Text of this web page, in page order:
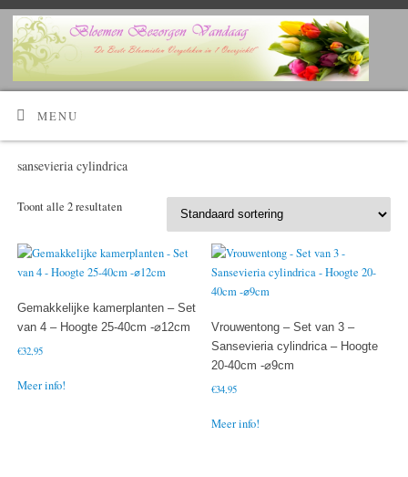
Voordelig bloemen bestellen en laten bezorgen? Kijk Hier!
MENU
sansevieria cylindrica
Toont alle 2 resultaten
Gemakkelijke kamerplanten – Set
van 4 – Hoogte 25-40cm -⌀12cm
€32,95
Meer info!
Vrouwentong – Set van 3 –
Sansevieria cylindrica – Hoogte
20-40cm -⌀9cm
€34,95
Meer info!